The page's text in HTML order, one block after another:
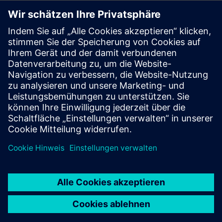
Presse | Unternehmen | Siemens
© Siemens 1996 – 2026
Impressum
Datenschutz
Cookie Richtlinien
Nutzungsbedingungen
Social Media